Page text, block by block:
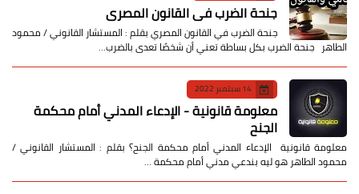
جنحة الضرب في القانون المصري
جنحة الضرب في القانون المصري بقلم : المستشار القانوني / محمود
الطاهر جنحة الضرب بكل بساطة تعني أن شخصًا تعدى بالضرب…
14 سبتمبر 2022
معلومة قانونية - الإدعاء المدني أمام محكمة
الجنح
معلومة قانونية الإدعاء المدني أمام محكمة الجنح؟ بقلم : المستشار القانوني /
محمود الطاهر هو ليه بندعي مدني أمام محكمة …